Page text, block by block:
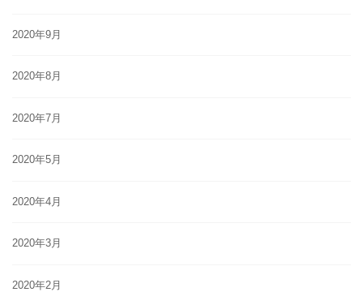
2020年9月
2020年8月
2020年7月
2020年5月
2020年4月
2020年3月
2020年2月